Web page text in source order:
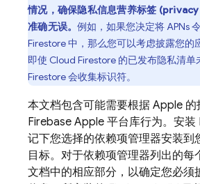
情况，确保隐私信息营养标签
准确无误。例如，如果您决定将 APNs
Firestore中，那么您可以考虑披露您的
即使 Cloud Firestore 的已发布隐私清单
Firestore会收集标识符。
本文档包含可能需要根据 Apple 的
Firebase Apple 平台库行为。安装
记下您选择的依赖项管理器安装到
目标。对于依赖项管理器列出的每
文档中的相应部分，以确定您必须